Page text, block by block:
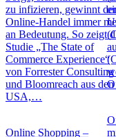
zu infizieren, gewinnt der
Online-Handel immer
an Bedeutung. So zeigt
Studie „The State of
Commerce Experience“
von Forrester Consulting
und Bloomreach aus den
USA,…
Online Shopping –